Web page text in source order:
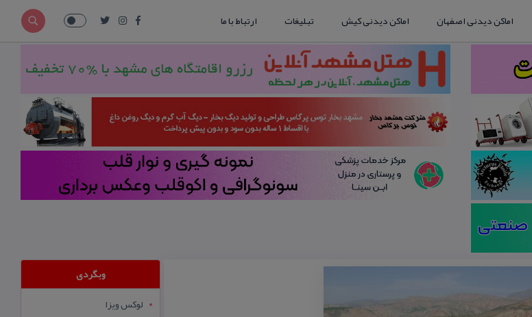
اماکن دیدنی اصفهان اماکن دیدنی کیش تبلیغات ارتباط با ما
وبگردی
لوکس ویزا